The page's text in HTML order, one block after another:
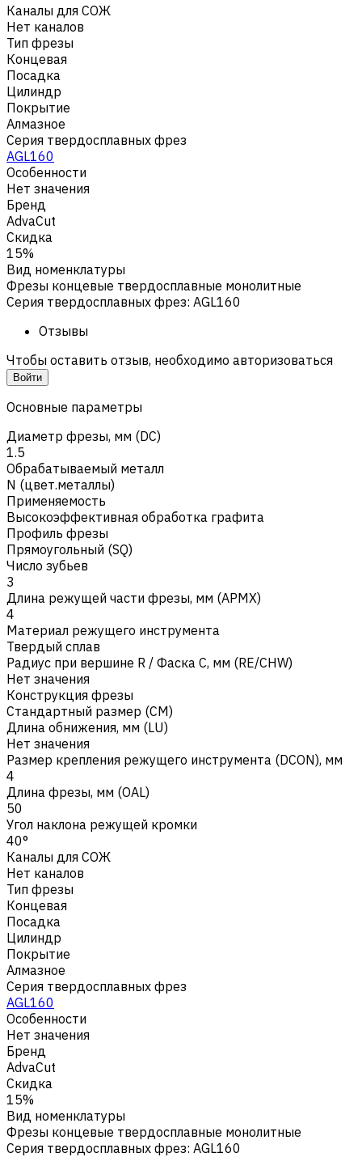
Каналы для СОЖ
Нет каналов
Тип фрезы
Концевая
Посадка
Цилиндр
Покрытие
Алмазное
Серия твердосплавных фрез
AGL160
Особенности
Нет значения
Бренд
AdvaCut
Скидка
15%
Вид номенклатуры
Фрезы концевые твердосплавные монолитные
Серия твердосплавных фрез: AGL160
Отзывы
Чтобы оставить отзыв, необходимо авторизоваться
Войти
Основные параметры
Диаметр фрезы, мм (DC)
1.5
Обрабатываемый металл
N (цвет.металлы)
Применяемость
Высокоэффективная обработка графита
Профиль фрезы
Прямоугольный (SQ)
Число зубьев
3
Длина режущей части фрезы, мм (APMX)
4
Материал режущего инструмента
Твердый сплав
Радиус при вершине R / Фаска C, мм (RE/CHW)
Нет значения
Конструкция фрезы
Стандартный размер (CM)
Длина обнижения, мм (LU)
Нет значения
Размер крепления режущего инструмента (DCON), мм
4
Длина фрезы, мм (OAL)
50
Угол наклона режущей кромки
40°
Каналы для СОЖ
Нет каналов
Тип фрезы
Концевая
Посадка
Цилиндр
Покрытие
Алмазное
Серия твердосплавных фрез
AGL160
Особенности
Нет значения
Бренд
AdvaCut
Скидка
15%
Вид номенклатуры
Фрезы концевые твердосплавные монолитные
Серия твердосплавных фрез: AGL160